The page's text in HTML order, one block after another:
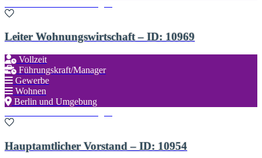
Leiter Wohnungswirtschaft – ID: 10969
Vollzeit
Führungskraft/Manager
Gewerbe
Wohnen
Berlin und Umgebung
Hauptamtlicher Vorstand – ID: 10954